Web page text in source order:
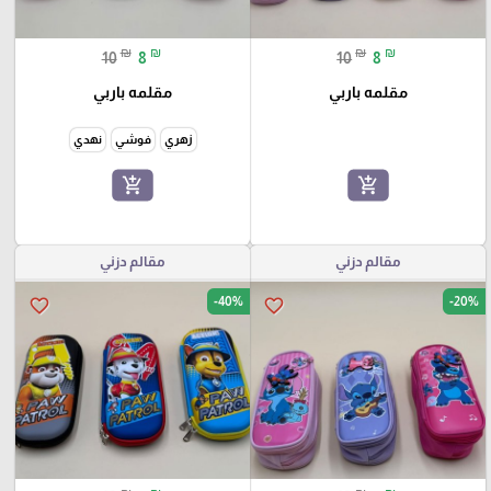
10 ₪ 8 ₪
مقلمه باربي
add_shopping_cart
10 ₪ 8 ₪
مقلمه باربي
زهري فوشي نهدي
add_shopping_cart
مقالم دزني
favorite_border -20%
مقالم دزني
favorite_border -40%